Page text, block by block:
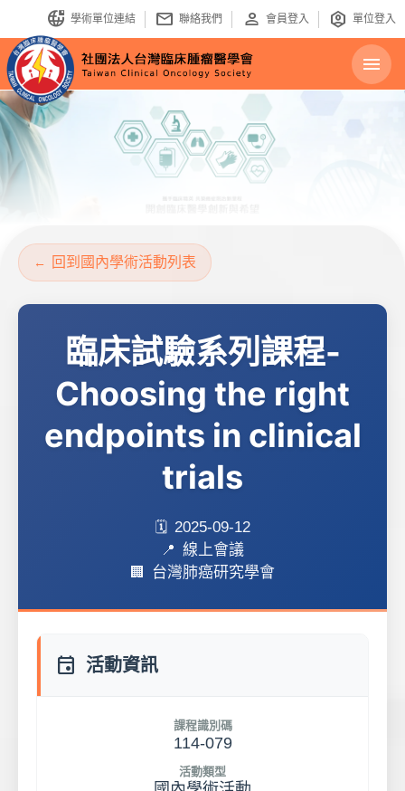
bring_your_own_ip 學術單位連結 mail 聯絡我們 person 會員登入 identity_platform 單位登入
menu
回到國內學術活動列表
臨床試驗系列課程-
Choosing the right
endpoints in clinical
trials
2025-09-12
線上會議
台灣肺癌研究學會
event 活動資訊
課程識別碼
114-079
活動類型